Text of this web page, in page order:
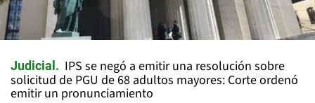
Judicial
IPS se negó a emitir una resolución sobre
solicitud de PGU de 68 adultos mayores: Corte ordenó
emitir un pronunciamiento